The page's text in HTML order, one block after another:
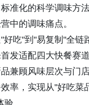
准化的科学调味方
中的调味痛点。
吃"到"易复制"全链
发适配四大快餐赛
兼顾风味层次与门
率，实现从"好吃菜
验